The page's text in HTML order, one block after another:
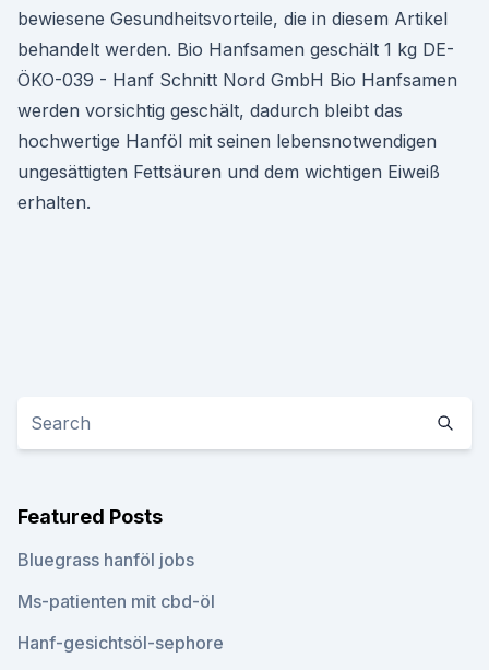
bewiesene Gesundheitsvorteile, die in diesem Artikel
behandelt werden. Bio Hanfsamen geschält 1 kg DE-
ÖKO-039 - Hanf Schnitt Nord GmbH Bio Hanfsamen
werden vorsichtig geschält, dadurch bleibt das
hochwertige Hanföl mit seinen lebensnotwendigen
ungesättigten Fettsäuren und dem wichtigen Eiweiß
erhalten.
Featured Posts
Bluegrass hanföl jobs
Ms-patienten mit cbd-öl
Hanf-gesichtsöl-sephore